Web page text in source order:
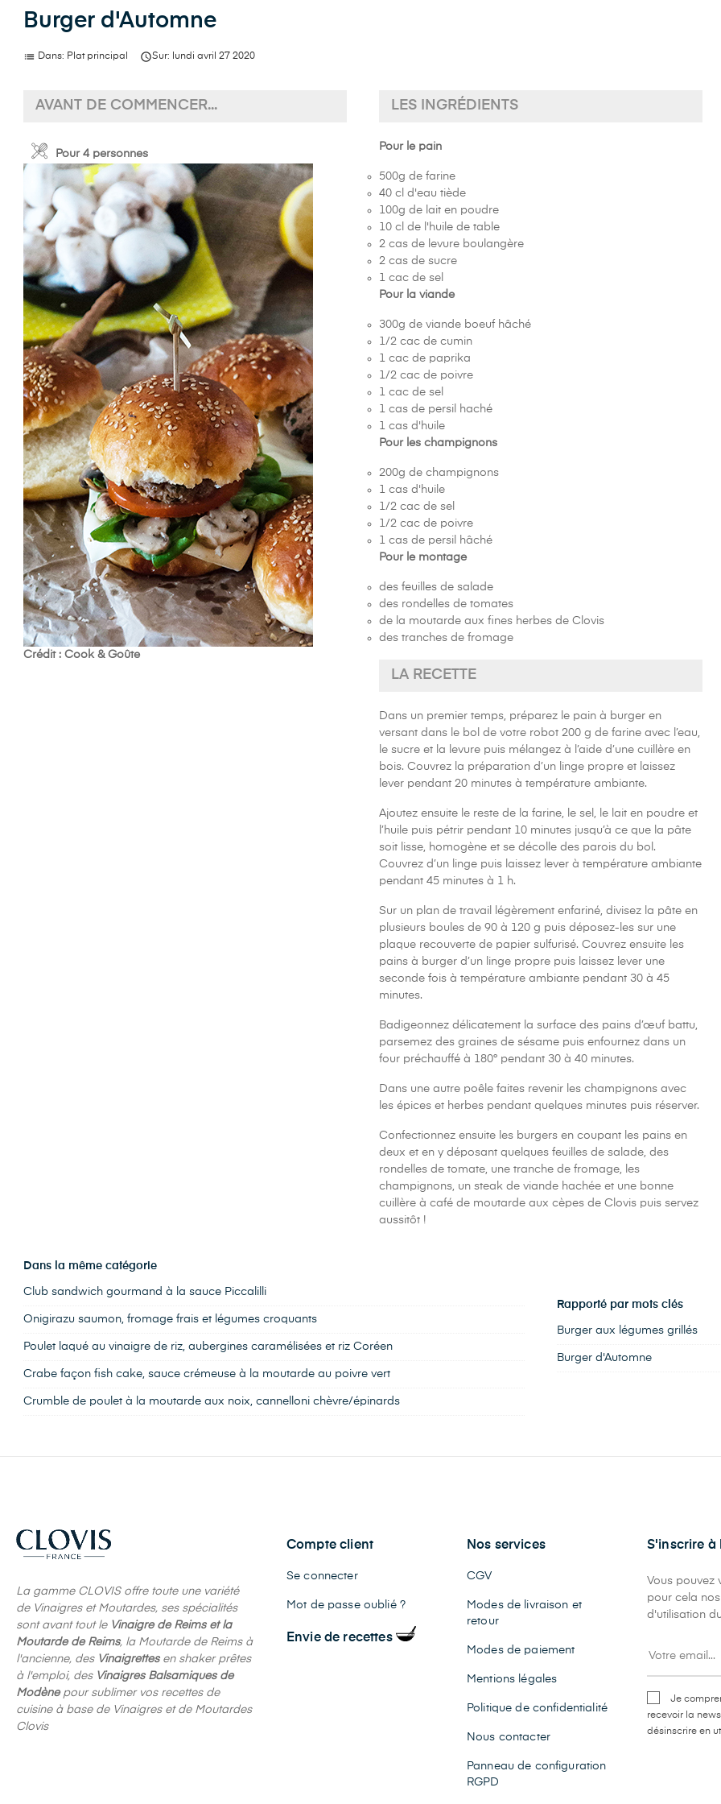
Burger d'Automne
list Dans: Plat principal Sur: lundi avril 27 2020
AVANT DE COMMENCER...
Pour 4 personnes
Crédit : Cook & Goûte
LES INGRÉDIENTS
Pour le pain
500g de farine
40 cl d'eau tiède
100g de lait en poudre
10 cl de l'huile de table
2 cas de levure boulangère
2 cas de sucre
1 cac de sel
Pour la viande
300g de viande boeuf hâché
1/2 cac de cumin
1 cac de paprika
1/2 cac de poivre
1 cac de sel
1 cas de persil haché
1 cas d'huile
Pour les champignons
200g de champignons
1 cas d'huile
1/2 cac de sel
1/2 cac de poivre
1 cas de persil hâché
Pour le montage
des feuilles de salade
des rondelles de tomates
de la moutarde aux fines herbes de Clovis
des tranches de fromage
LA RECETTE
Dans un premier temps, préparez le pain à burger en
versant dans le bol de votre robot 200 g de farine avec l’eau,
le sucre et la levure puis mélangez à l’aide d’une cuillère en
bois. Couvrez la préparation d’un linge propre et laissez
lever pendant 20 minutes à température ambiante.
Ajoutez ensuite le reste de la farine, le sel, le lait en poudre et
l’huile puis pétrir pendant 10 minutes jusqu’à ce que la pâte
soit lisse, homogène et se décolle des parois du bol.
Couvrez d’un linge puis laissez lever à température ambiante
pendant 45 minutes à 1 h.
Sur un plan de travail légèrement enfariné, divisez la pâte en
plusieurs boules de 90 à 120 g puis déposez-les sur une
plaque recouverte de papier sulfurisé. Couvrez ensuite les
pains à burger d’un linge propre puis laissez lever une
seconde fois à température ambiante pendant 30 à 45
minutes.
Badigeonnez délicatement la surface des pains d’œuf battu,
parsemez des graines de sésame puis enfournez dans un
four préchauffé à 180° pendant 30 à 40 minutes.
Dans une autre poêle faites revenir les champignons avec
les épices et herbes pendant quelques minutes puis réserver.
Confectionnez ensuite les burgers en coupant les pains en
deux et en y déposant quelques feuilles de salade, des
rondelles de tomate, une tranche de fromage, les
champignons, un steak de viande hachée et une bonne
cuillère à café de moutarde aux cèpes de Clovis puis servez
aussitôt !
Dans la même catégorie
Club sandwich gourmand à la sauce Piccalilli
Onigirazu saumon, fromage frais et légumes croquants
Poulet laqué au vinaigre de riz, aubergines caramélisées et riz Coréen
Crabe façon fish cake, sauce crémeuse à la moutarde au poivre vert
Crumble de poulet à la moutarde aux noix, cannelloni chèvre/épinards
Rapporté par mots clés
Burger aux légumes grillés
Burger d'Automne
La gamme CLOVIS offre toute une variété
de Vinaigres et Moutardes, ses spécialités
sont avant tout le Vinaigre de Reims et la
Moutarde de Reims, la Moutarde de Reims à
l'ancienne, des Vinaigrettesen shaker prêtes
à l'emploi, des Vinaigres Balsamiques de
Modènepour sublimer vos recettes de
cuisine à base de Vinaigres et de Moutardes
Clovis
Compte client
Se connecter
Mot de passe oublié ?
Envie de recettes
Nos services
CGV
Modes de livraison et
retour
Modes de paiement
Mentions légales
Politique de confidentialité
Nous contacter
Panneau de configuration
RGPD
S'inscrire à
Vous pouvez
pour cela
d'utilisation
Je
recevoir la
désinscrire en